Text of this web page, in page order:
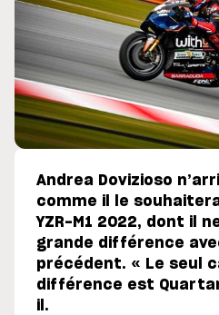
Andrea Dovizioso
comme il le
YZR-M1 2022, dont il
grande différence
précédent. « Le seul
différence est
il.